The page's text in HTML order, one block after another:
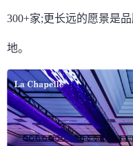
300+家;更长远的愿景是
地。